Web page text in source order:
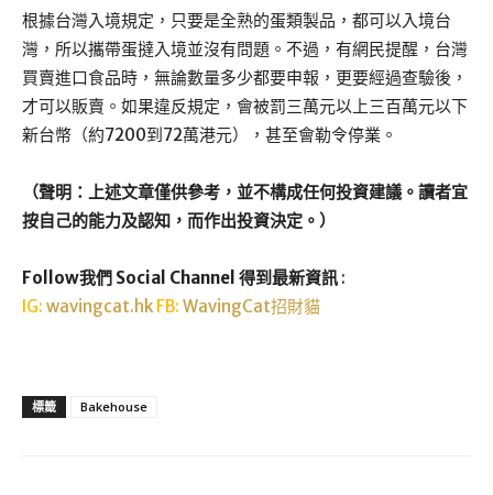
根據台灣入境規定，只要是全熟的蛋類製品，都可以入境台
灣，所以攜帶蛋撻入境並沒有問題。不過，有網民提醒，台灣
買賣進口食品時，無論數量多少都要申報，更要經過查驗後，
才可以販賣。如果違反規定，會被罰三萬元以上三百萬元以下
新台幣（約7200到72萬港元），甚至會勒令停業。
（聲明：上述文章僅供參考，並不構成任何投資建議。讀者宜
按自己的能力及認知，而作出投資決定。）
Follow我們 Social Channel 得到最新資訊 :
IG: wavingcat.hk FB: WavingCat招財貓
標籤 Bakehouse